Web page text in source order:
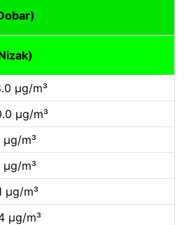
µg/m³
µg/m³
µg/m³
µg/m³
µg/m³
µg/m³